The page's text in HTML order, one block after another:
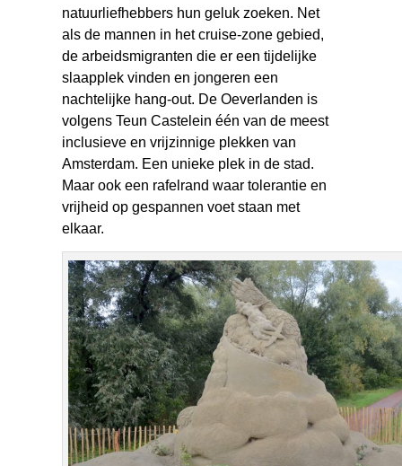
natuurliefhebbers hun geluk zoeken. Net
als de mannen in het cruise-zone gebied,
de arbeidsmigranten die er een tijdelijke
slaapplek vinden en jongeren een
nachtelijke hang-out. De Oeverlanden is
volgens Teun Castelein één van de meest
inclusieve en vrijzinnige plekken van
Amsterdam. Een unieke plek in de stad.
Maar ook een rafelrand waar tolerantie en
vrijheid op gespannen voet staan met
elkaar.